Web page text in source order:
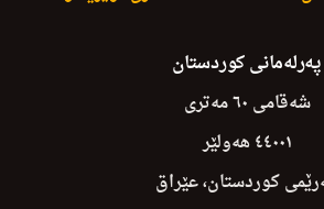
پەرلەمانی کوردستان
شەقامی ٦٠ مەتری
٤٤٠٠١ هەولێر
کوردستان، عێراق